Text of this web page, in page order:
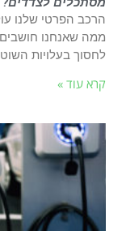
הרכב הפרטי שלנו
ממה שאנחנו
לחסוך בעלויות
קרא עוד »